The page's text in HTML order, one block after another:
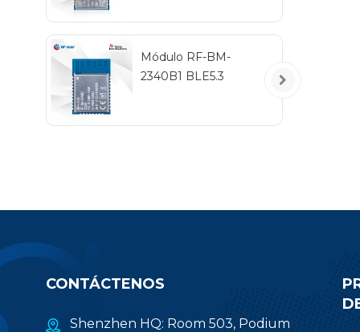
Módulo RF-BM-
2340B1 BLE5.3
CONTÁCTENOS
Shenzhen HQ: Room 503, Podium